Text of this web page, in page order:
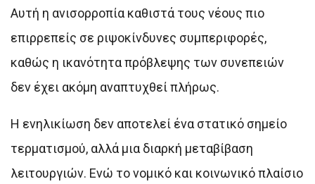
Αυτή η ανισορροπία καθιστά τους νέους πιο
επιρρεπείς σε ριψοκίνδυνες συμπεριφορές,
καθώς η ικανότητα πρόβλεψης των συνεπειών
δεν έχει ακόμη αναπτυχθεί πλήρως.
Η ενηλικίωση δεν αποτελεί ένα στατικό σημείο
τερματισμού, αλλά μια διαρκή μεταβίβαση
λειτουργιών. Ενώ το νομικό και κοινωνικό πλαίσιο